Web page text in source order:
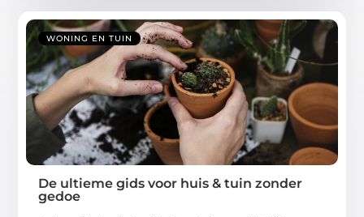
WONING EN TUIN
De ultieme gids voor huis & tuin zonder
gedoe